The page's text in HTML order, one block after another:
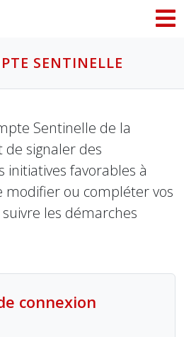
SENTINELLE
Sentinelle de la
signaler des
initiatives favorables à
modifier ou compléter vos
les démarches
connexion